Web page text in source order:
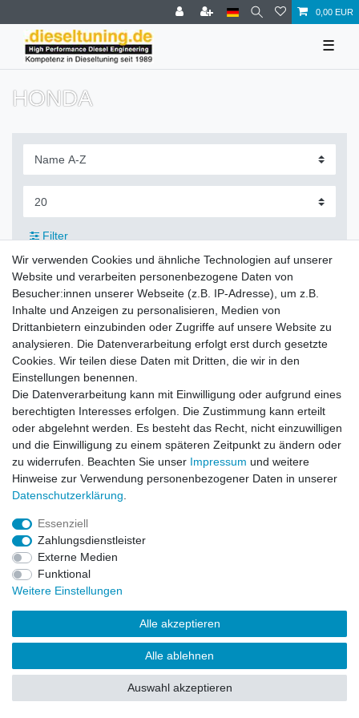
0,00 EUR
☰
HONDA
Filter
Zahlung und Versand
Daten­schutz­erklärung
Barrierefreiheitserklärung Widerrufs­recht
Vertrag widerrufen
© Copyright 2026 | Alle Rechte vorbehalten.
Wir verwenden Cookies und ähnliche Technologien auf unserer
Website und verarbeiten personenbezogene Daten von
Besucher:innen unserer Webseite (z.B. IP-Adresse), um z.B.
Inhalte und Anzeigen zu personalisieren, Medien von
Drittanbietern einzubinden oder Zugriffe auf unsere Website zu
analysieren. Die Datenverarbeitung erfolgt erst durch gesetzte
Cookies. Wir teilen diese Daten mit Dritten, die wir in den
Einstellungen benennen.
Die Datenverarbeitung kann mit Einwilligung oder aufgrund eines
berechtigten Interesses erfolgen. Die Zustimmung kann erteilt
oder abgelehnt werden. Es besteht das Recht, nicht einzuwilligen
und die Einwilligung zu einem späteren Zeitpunkt zu ändern oder
zu widerrufen. Beachten Sie unser Impressum und weitere
Hinweise zur Verwendung personenbezogener Daten in unserer
Daten­schutz­erklärung
Essenziell
Zahlungsdienstleister
Externe Medien
Funktional
Weitere Einstellungen
Alle akzeptieren
Alle ablehnen
Auswahl akzeptieren